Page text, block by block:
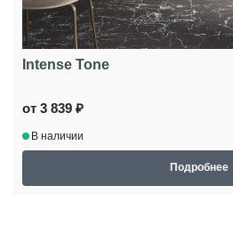
Intense Tone
от 3 839 ₽
В наличии
Подробнее